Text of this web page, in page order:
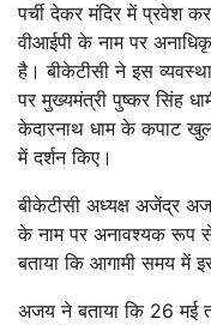
पर्ची देकर मंदिर में प्रवेश
वीआईपी के नाम पर
है। बीकेटीसी ने इस
पर मुख्यमंत्री पुष्कर सिंह
केदारनाथ धाम के कपाट
में दर्शन किए।
बीकेटीसी अध्यक्ष अजेंद्र
के नाम पर अनावश्यक रूप से
बताया कि आगामी समय में
अजय ने बताया कि 26 मई